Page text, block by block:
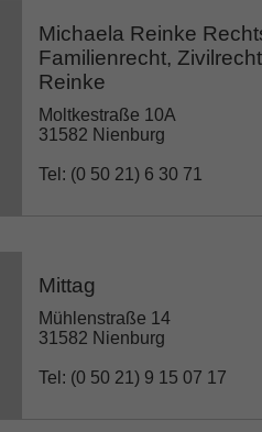
Michaela Reinke
Familienrecht,
Reinke
Moltkestraße 10A
31582 Nienburg
Tel: (0 50 21) 6 30 71
Mittag
Mühlenstraße 14
31582 Nienburg
Tel: (0 50 21) 9 15 07 17